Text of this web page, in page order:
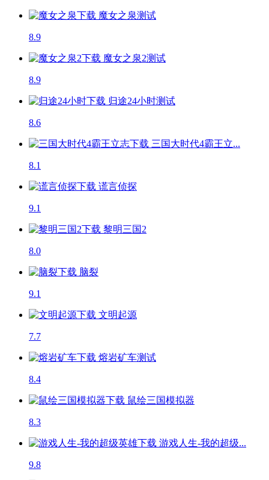
魔女之泉测试
8.9
魔女之泉2测试
8.9
归途24小时测试
8.6
三国大时代4霸王立...
8.1
谎言侦探
9.1
黎明三国2
8.0
脑裂
9.1
文明起源
7.7
熔岩矿车测试
8.4
鼠绘三国模拟器
8.3
游戏人生-我的超级...
9.8